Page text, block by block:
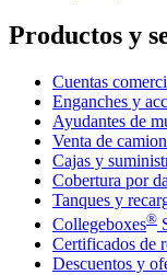
Productos y
Cuentas
Enganches y
Ayudantes de
Venta de
Cajas y
Cobertura por
Tanques y
Collegeboxes®
Certificados de
Descuentos y